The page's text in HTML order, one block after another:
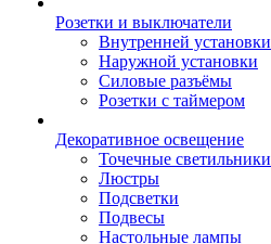
Розетки и выключатели
Внутренней установки
Наружной установки
Силовые разъёмы
Розетки с таймером
Декоративное освещение
Точечные светильники
Люстры
Подсветки
Подвесы
Настольные лампы